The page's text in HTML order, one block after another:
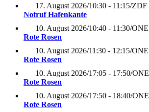
17. August 2026/10:30 - 11:15/ZDF
Notruf Hafenkante
10. August 2026/10:40 - 11:30/ONE
Rote Rosen
10. August 2026/11:30 - 12:15/ONE
Rote Rosen
10. August 2026/17:05 - 17:50/ONE
Rote Rosen
10. August 2026/17:50 - 18:40/ONE
Rote Rosen